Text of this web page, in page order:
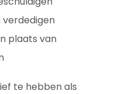
verdedigen
plaats van
te hebben als